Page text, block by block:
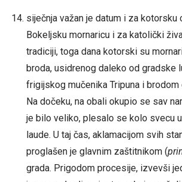
siječnja važan je datum i za kotorsku
Bokeljsku mornaricu i za katolički
tradiciji, toga dana kotorski su
broda, usidrenog daleko od gradske
frigijskog mučenika Tripuna i brodom
Na dočeku, na obali okupio se sav
je bilo veliko, plesalo se kolo svecu
laude. U taj čas, aklamacijom svih
proglašen je glavnim zaštitnikom (
grada. Prigodom procesije, izvevši